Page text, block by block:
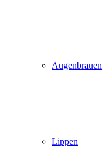
Augenbrauen
Lippen